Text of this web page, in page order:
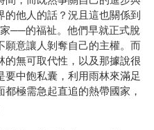
他人的話？況且這也關係到
──的福祉。他們早就正式脫
願意讓人剝奪自己的主權。而
的無可取代性，以及那據說很
中飽私囊，利用雨林來滿足
極需急起直追的熱帶國家，